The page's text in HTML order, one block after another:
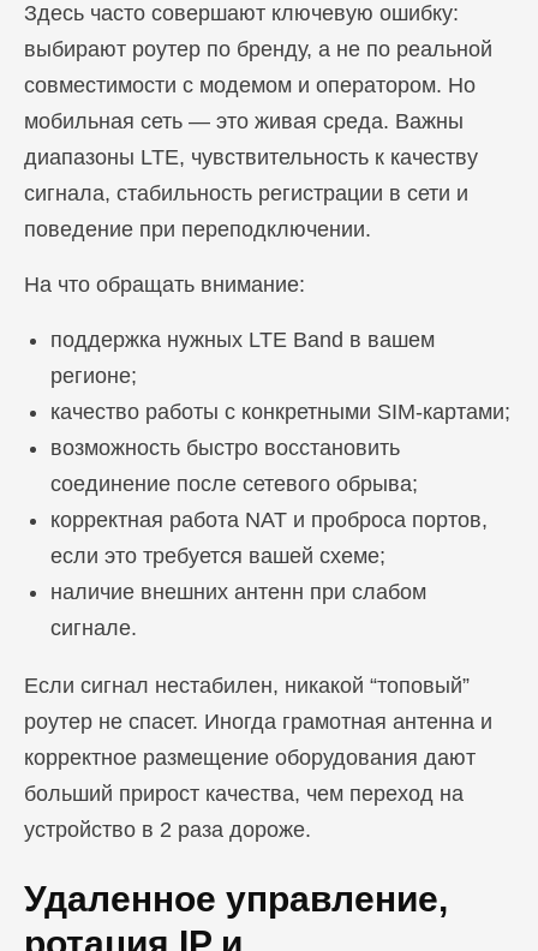
Здесь часто совершают ключевую ошибку:
выбирают роутер по бренду, а не по реальной
совместимости с модемом и оператором. Но
мобильная сеть — это живая среда. Важны
диапазоны LTE, чувствительность к качеству
сигнала, стабильность регистрации в сети и
поведение при переподключении.
На что обращать внимание:
поддержка нужных LTE Band в вашем
регионе;
качество работы с конкретными SIM-картами;
возможность быстро восстановить
соединение после сетевого обрыва;
корректная работа NAT и проброса портов,
если это требуется вашей схеме;
наличие внешних антенн при слабом
сигнале.
Если сигнал нестабилен, никакой “топовый”
роутер не спасет. Иногда грамотная антенна и
корректное размещение оборудования дают
больший прирост качества, чем переход на
устройство в 2 раза дороже.
Удаленное управление,